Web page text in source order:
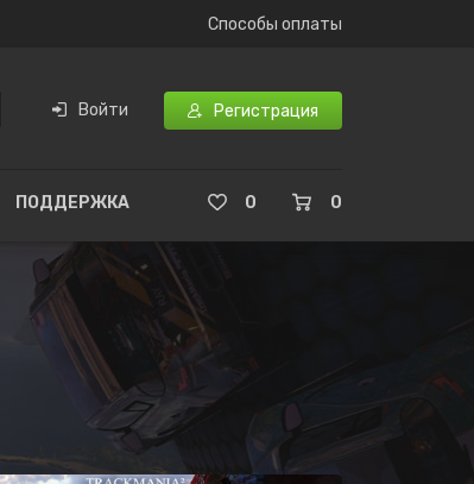
Способы оплаты
Войти Регистрация
ПОДДЕРЖКА 0
0